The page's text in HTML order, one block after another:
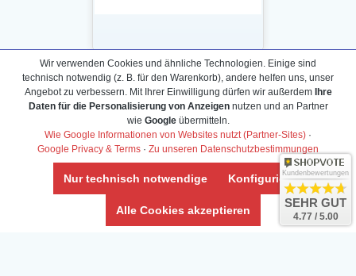
Daten­schutz­erklärung
Widerrufs­recht /Widerrufs­formular
AGB & Info
Impressum
Wir verwenden Cookies und ähnliche Technologien. Einige sind
technisch notwendig (z. B. für den Warenkorb), andere helfen uns, unser
Angebot zu verbessern. Mit Ihrer Einwilligung dürfen wir außerdem Ihre
Daten für die Personalisierung von Anzeigennutzen und an Partner
wie Googleübermitteln.
Wie Google Informationen von Websites nutzt (Partner-Sites) ·
Google Privacy & Terms · Zu unseren Datenschutzbestimmungen
Nur technisch notwendige Konfigurieren
Alle Cookies akzeptieren
Kundenbewertungen
SEHR GUT
4.77 / 5.00